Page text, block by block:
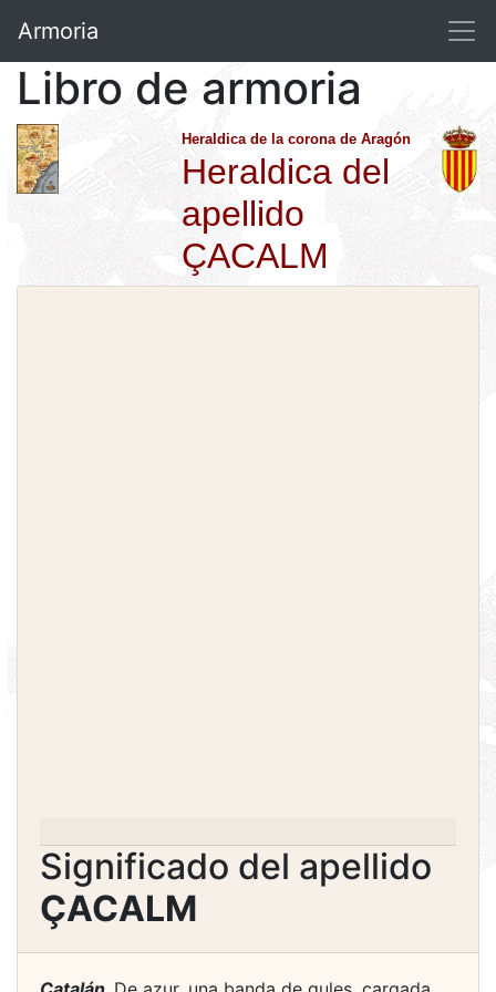
Armoria
Libro de armoria
Heraldica de la corona de Aragón
Heraldica del
apellido
ÇACALM
Significado del apellido
ÇACALM